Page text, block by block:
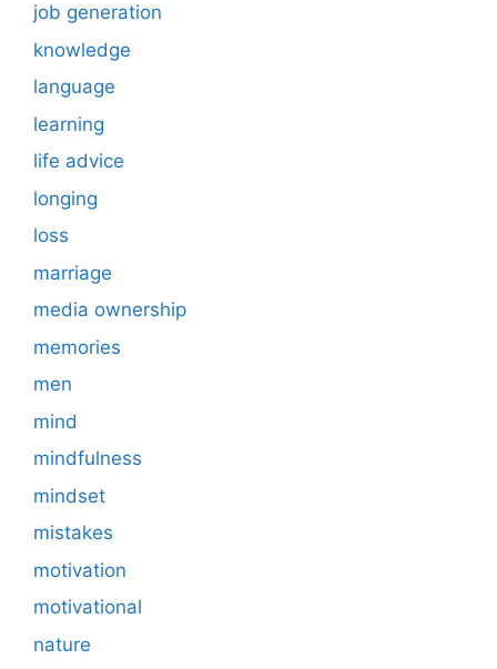
job generation
knowledge
language
learning
life advice
longing
loss
marriage
media ownership
memories
men
mind
mindfulness
mindset
mistakes
motivation
motivational
nature